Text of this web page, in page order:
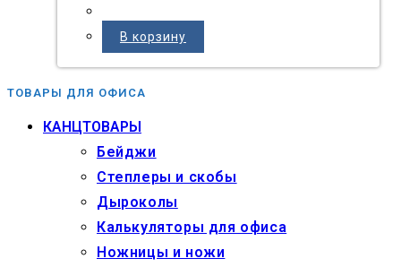
В корзину
ТОВАРЫ ДЛЯ ОФИСА
КАНЦТОВАРЫ
Бейджи
Степлеры и скобы
Дыроколы
Калькуляторы для офиса
Ножницы и ножи